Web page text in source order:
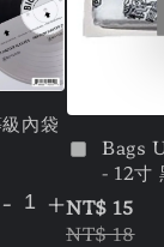
內袋
- +
Bags
- 12寸
NT$ 15
NT$ 18